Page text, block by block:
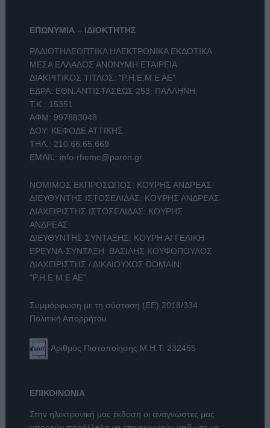
ΕΠΩΝΥΜΙΑ – ΙΔΙΟΚΤΗΤΗΣ
ΡΑΔΙΟΤΗΛΕΟΠΤΙΚΑ ΗΛΕΚΤΡΟΝΙΚΑ ΕΚΔΟΤΙΚΑ
ΜΕΣΑ ΕΛΛΑΔΟΣ ΑΝΩΝΥΜΗ ΕΤΑΙΡΕΙΑ
ΔΙΑΚΡΙΤΙΚΟΣ ΤΙΤΛΟΣ: "Ρ.Η.Ε.Μ.Ε ΑΕ"
ΕΔΡΑ: ΕΘΝ.ΑΝΤΙΣΤΑΣΕΩΣ 253, ΠΑΛΛΗΝΗ,
Τ.Κ.: 15351
ΑΦΜ: 997883048
ΔΟΥ: ΚΕΦΟΔΕ ΑΤΤΙΚΗΣ
ΤΗΛ.: 210 66.65.669
EMAIL: info-rheme@paron.gr
ΝΟΜΙΜΟΣ ΕΚΠΡΟΣΩΠΟΣ: ΚΟΥΡΗΣ ΑΝΔΡΕΑΣ
ΔΙΕΥΘΥΝΤΗΣ ΙΣΤΟΣΕΛΙΔΑΣ: ΚΟΥΡΗΣ ΑΝΔΡΕΑΣ
ΔΙΑΧΕΙΡΙΣΤΗΣ ΙΣΤΟΣΕΛΙΔΑΣ: ΚΟΥΡΗΣ
ΑΝΔΡΕΑΣ
ΔΙΕΥΘΥΝΤΗΣ ΣΥΝΤΑΞΗΣ: ΚΟΥΡΗ ΑΓΓΕΛΙΚΗ
ΕΡΕΥΝΑ-ΣΥΝΤΑΞΗ: ΒΑΣΙΛΗΣ ΚΟΥΦΟΠΟΥΛΟΣ
ΔΙΑΧΕΙΡΙΣΤΗΣ / ΔΙΚΑΙΟΥΧΟΣ DOMAIN:
"Ρ.Η.Ε.Μ.Ε ΑΕ"
Συμμόρφωση με τη σύσταση (ΕΕ) 2018/334
Πολιτική Απορρήτου
Αριθμός Πιστοποίησης Μ.Η.Τ. 232455
ΕΠΙΚΟΙΝΩΝΙΑ
Στην ηλεκτρονική μας έκδοση οι αναγνώστες μας